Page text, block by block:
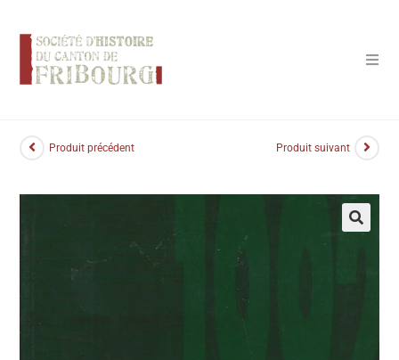
Produit précédent Produit suivant